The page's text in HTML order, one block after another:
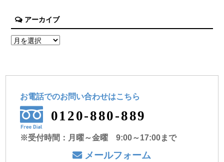
アーカイブ
お電話でのお問い合わせはこちら
0120-880-889
※受付時間：月曜～金曜 9:00～17:00まで
メールフォーム